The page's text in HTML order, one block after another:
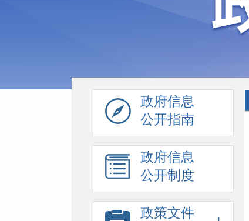
政府信息
公开指南
政府信息
公开制度
政策文件